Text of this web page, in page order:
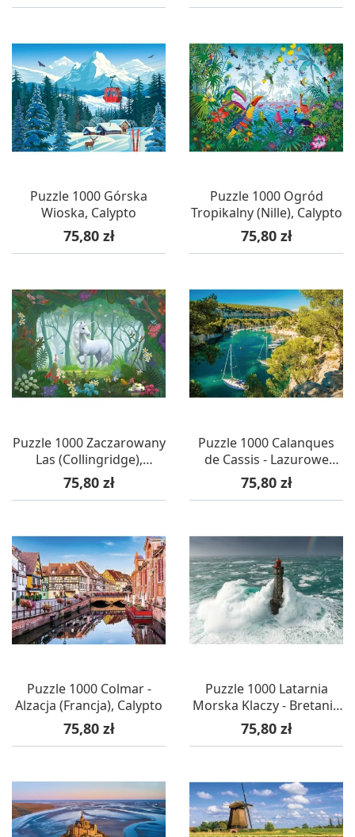
Puzzle 1000 Górska
Wioska, Calypto
Cena
75,80 zł
Puzzle 1000 Ogród
Tropikalny (Nille), Calypto
Cena
75,80 zł
Puzzle 1000 Zaczarowany
Las (Collingridge),
Calypto
Cena
75,80 zł
Puzzle 1000 Calanques
de Cassis - Lazurowe
Wybrzeże (Francja),
Calypto
Cena
75,80 zł
Puzzle 1000 Colmar -
Alzacja (Francja), Calypto
Cena
75,80 zł
Puzzle 1000 Latarnia
Morska Klaczy - Bretania
(Francja), Calypto
Cena
75,80 zł